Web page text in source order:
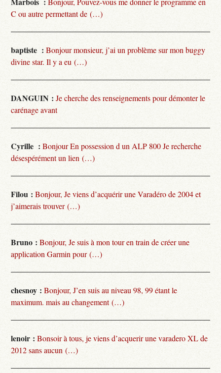
C ou autre permettant de (…)
baptiste : Bonjour monsieur, j’ai un problème sur mon buggy
divine star. Il y a eu (…)
DANGUIN : Je cherche des renseignements pour démonter le
carénage avant
Cyrille : Bonjour En possession d un ALP 800 Je recherche
désespérément un lien (…)
Filou : Bonjour, Je viens d’acquérir une Varadéro de 2004 et
j’aimerais trouver (…)
Bruno : Bonjour, Je suis à mon tour en train de créer une
application Garmin pour (…)
chesnoy : Bonjour, J’en suis au niveau 98, 99 étant le
maximum. mais au changement (…)
lenoir : Bonsoir à tous, je viens d’acquerir une varadero XL de
2012 sans aucun (…)